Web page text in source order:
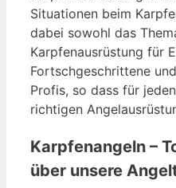
Situationen beim
dabei sowohl das
Karpfenausrüstung für
Fortschgeschrittene
Profis, so dass für
richtigen
Karpfenangeln –
über unsere